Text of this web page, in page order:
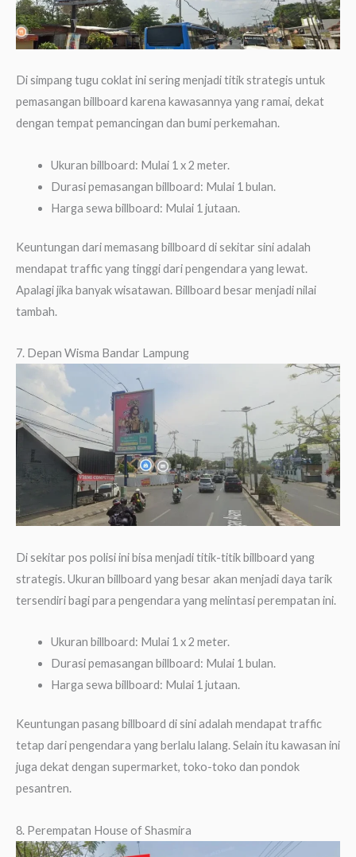
Di simpang tugu coklat ini sering menjadi titik strategis untuk
pemasangan billboard karena kawasannya yang ramai, dekat
dengan tempat pemancingan dan bumi perkemahan.
Ukuran billboard: Mulai 1 x 2 meter.
Durasi pemasangan billboard: Mulai 1 bulan.
Harga sewa billboard: Mulai 1 jutaan.
Keuntungan dari memasang billboard di sekitar sini adalah
mendapat traffic yang tinggi dari pengendara yang lewat.
Apalagi jika banyak wisatawan. Billboard besar menjadi nilai
tambah.
7. Depan Wisma Bandar Lampung
Di sekitar pos polisi ini bisa menjadi titik-titik billboard yang
strategis. Ukuran billboard yang besar akan menjadi daya tarik
tersendiri bagi para pengendara yang melintasi perempatan ini.
Ukuran billboard: Mulai 1 x 2 meter.
Durasi pemasangan billboard: Mulai 1 bulan.
Harga sewa billboard: Mulai 1 jutaan.
Keuntungan pasang billboard di sini adalah mendapat traffic
tetap dari pengendara yang berlalu lalang. Selain itu kawasan ini
juga dekat dengan supermarket, toko-toko dan pondok
pesantren.
8. Perempatan House of Shasmira